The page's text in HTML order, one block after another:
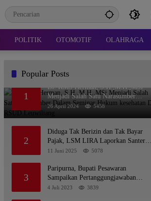
POLITIK OTOMOTIF OLAHRAGA
Popular Posts
1
Dr. KMS Herman, S.H.,M.H.,MSi
Menjadi Salah Satu Narasumber
Dalam Seminar Hukum kesehatan Di
RSUD Leuwiliang
26 April 2024 5458
2
Diduga Tak Berizin dan Tak Bayar
Pajak, LSM LIRA Laporkan Santerra
de Laponte ke Kejaksaan Kota Batu
11 Juni 2025 5078
3
Paripurna, Bupati Pesawaran
Sampaikan Pertanggungjawaban
Pelaksanaan APBD 2022
4 Juli 2023 3839